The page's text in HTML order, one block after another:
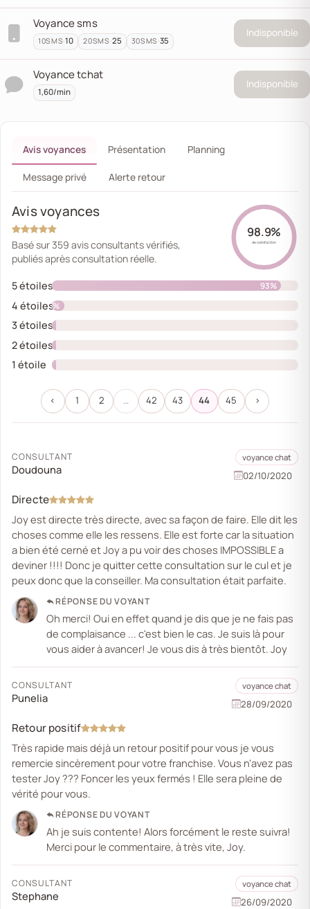
Voyance sms
10SMS·10 20SMS ·25 30SMS ·35
Indisponible
Voyance tchat
1,60/min
Indisponible
Avis voyances Présentation Planning
Message privé Alerte retour
Avis voyances
Basé sur 359 avis consultants vérifiés,
publiés après consultation réelle.
98.9%
de satisfaction
5 étoiles 93%
4 étoiles5%
3 étoiles
1%
2 étoiles
0%
1 étoile
1%
‹ 1 2 … 42 43 44 45 ›
CONSULTANT
Doudouna
voyance chat
02/10/2020
Directe
Joy est directe très directe, avec sa façon de faire. Elle dit les
choses comme elle les ressens. Elle est forte car la situation
a bien été cerné et Joy a pu voir des choses IMPOSSIBLE a
deviner !!!! Donc je quitter cette consultation sur le cul et je
peux donc que la conseiller. Ma consultation était parfaite.
RÉPONSE DU VOYANT
Oh merci! Oui en effet quand je dis que je ne fais pas
de complaisance ... c'est bien le cas. Je suis là pour
vous aider à avancer! Je vous dis à très bientôt. Joy
CONSULTANT
Punelia
voyance chat
28/09/2020
Retour positif
Très rapide mais déjà un retour positif pour vous je vous
remercie sincèrement pour votre franchise. Vous n'avez pas
tester Joy ??? Foncer les yeux fermés ! Elle sera pleine de
vérité pour vous.
RÉPONSE DU VOYANT
Ah je suis contente! Alors forcément le reste suivra!
Merci pour le commentaire, à très vite, Joy.
CONSULTANT
Stephane
voyance chat
26/09/2020